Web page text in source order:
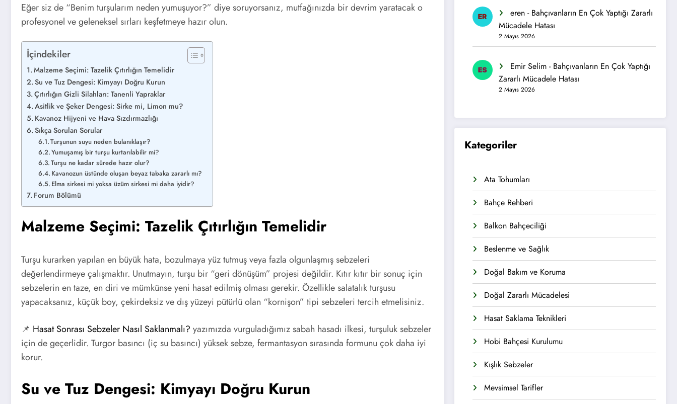
Eğer siz de “Benim turşularım neden yumuşuyor?” diye soruyorsanız, mutfağınızda bir devrim yaratacak o
profesyonel ve geleneksel sırları keşfetmeye hazır olun.
İçindekiler
Malzeme Seçimi: Tazelik Çıtırlığın Temelidir
Su ve Tuz Dengesi: Kimyayı Doğru Kurun
Çıtırlığın Gizli Silahları: Tanenli Yapraklar
Asitlik ve Şeker Dengesi: Sirke mi, Limon mu?
Kavanoz Hijyeni ve Hava Sızdırmazlığı
Sıkça Sorulan Sorular
Turşunun suyu neden bulanıklaşır?
Yumuşamış bir turşu kurtarılabilir mi?
Turşu ne kadar sürede hazır olur?
Kavanozun üstünde oluşan beyaz tabaka zararlı mı?
Elma sirkesi mi yoksa üzüm sirkesi mi daha iyidir?
Forum Bölümü
Malzeme Seçimi: Tazelik Çıtırlığın Temelidir
Turşu kurarken yapılan en büyük hata, bozulmaya yüz tutmuş veya fazla olgunlaşmış sebzeleri
değerlendirmeye çalışmaktır. Unutmayın, turşu bir “geri dönüşüm” projesi değildir. Kıtır kıtır bir sonuç için
sebzelerin en taze, en diri ve mümkünse yeni hasat edilmiş olması gerekir. Özellikle salatalık turşusu
yapacaksanız, küçük boy, çekirdeksiz ve dış yüzeyi pütürlü olan “kornişon” tipi sebzeleri tercih etmelisiniz.
📌 Hasat Sonrası Sebzeler Nasıl Saklanmalı? yazımızda vurguladığımız sabah hasadı ilkesi, turşuluk sebzeler
için de geçerlidir. Turgor basıncı (iç su basıncı) yüksek sebze, fermantasyon sırasında formunu çok daha iyi
korur.
Su ve Tuz Dengesi: Kimyayı Doğru Kurun
eren - Bahçıvanların En Çok Yaptığı Zararlı
Mücadele Hatası
2 Mayıs 2026
Emir Selim - Bahçıvanların En Çok Yaptığı
Zararlı Mücadele Hatası
2 Mayıs 2026
Kategoriler
Ata Tohumları
Bahçe Rehberi
Balkon Bahçeciliği
Beslenme ve Sağlık
Doğal Bakım ve Koruma
Doğal Zararlı Mücadelesi
Hasat Saklama Teknikleri
Hobi Bahçesi Kurulumu
Kışlık Sebzeler
Mevsimsel Tarifler